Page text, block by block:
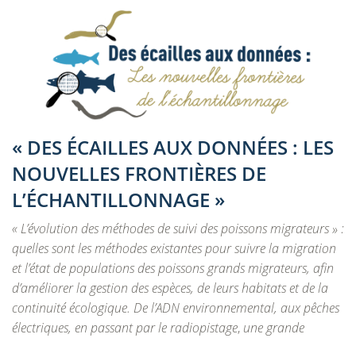
« DES ÉCAILLES AUX DONNÉES : LES
NOUVELLES FRONTIÈRES DE
L’ÉCHANTILLONNAGE »
« L’évolution des méthodes de suivi des poissons migrateurs » :
quelles sont les méthodes existantes pour suivre la migration
et l’état de populations des poissons grands migrateurs, afin
d’améliorer la gestion des espèces, de leurs habitats et de la
continuité écologique. De l’ADN environnemental, aux pêches
électriques, en passant par le radiopistage, une grande